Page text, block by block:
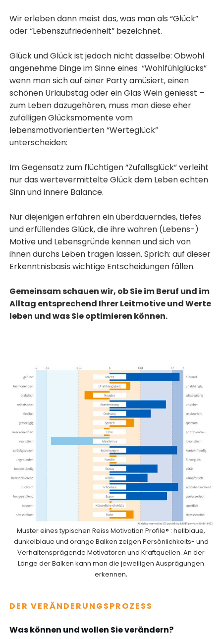
Wir erleben dann meist das, was man als “Glück”
oder “Lebenszufriedenheit” bezeichnet.
Glück und Glück ist jedoch nicht dasselbe: Obwohl
angenehme Dinge im Sinne eines “Wohlfühlglücks”
wenn man sich auf einer Party amüsiert, einen
schönen Urlaubstag oder ein Glas Wein geniesst –
zum Leben dazugehören, muss man diese eher
zufälligen Glücksmomente vom
lebensmotivorientierten “Werteglück”
unterscheiden:
Im Gegensatz zum flüchtigen “Zufallsglück” verleiht
nur das wertevermittelte Glück dem Leben echten
Sinn und innere Balance.
Nur diejenigen erfahren ein überdauerndes, tiefes
und erfüllendes Glück, die ihre wahren (Lebens-)
Motive und Lebensgründe kennen und sich von
ihnen durchs Leben tragen lassen. Sprich: auf dieser
Erkenntnisbasis wichtige Entscheidungen fällen.
Gemeinsam schauen wir, ob Sie im Beruf und im
Alltag entsprechend Ihrer Leitmotive und Werte
leben und was Sie optimieren können.
Muster eines typischen Reiss Motivation Profile® : hellblaue,
dunkelblaue und orange Balken zeigen Persönlichkeits- und
Verhaltensprägende Motivatoren und Kraftquellen. An der
Länge der Balken kann man die jeweiligen Ausprägungen
erkennen.
DER VERÄNDERUNGSPROZESS
Was können und wollen Sie verändern?